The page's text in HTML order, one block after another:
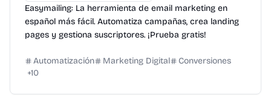
Easymailing: La herramienta de email marketing en
español más fácil. Automatiza campañas, crea landing
pages y gestiona suscriptores. ¡Prueba gratis!
Automatización Marketing Digital
Conversiones
+10